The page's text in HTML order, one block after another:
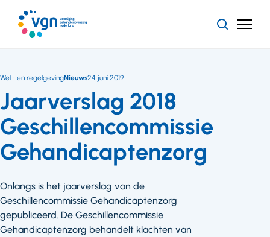
naar
hoofdinhoud
ZoekenMenu
Jaarverslag 2018
Geschillencommissie
Gehandicaptenzorg
Wet- en regelgevingNieuws24 juni 2019
Onlangs is het jaarverslag van de
Geschillencommissie Gehandicaptenzorg
gepubliceerd. De Geschillencommissie
Gehandicaptenzorg behandelt klachten van